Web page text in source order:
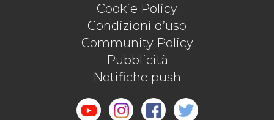
Cookie Policy
Condizioni d’uso
Community Policy
Pubblicità
Notifiche push